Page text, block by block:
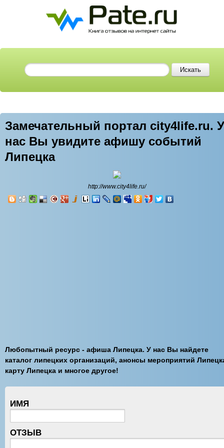
Замечательный портал city4life.ru. У
нас Вы увидите афишу событий
Липецка
http://www.city4life.ru/
Любопытный ресурс - афиша Липецка. У нас Вы найдете
каталог липецких организаций, анонсы мероприятий
карту Липецка и многое другое!
ИМЯ
ОТЗЫВ